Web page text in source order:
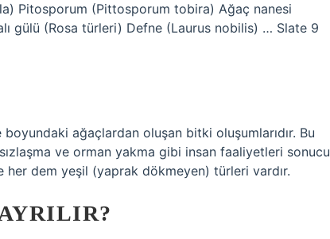
Pitosporum (Pittosporum tobira) Ağaç nanesi
gülü (Rosa türleri) Defne (Laurus nobilis) … Slate 9
ağaçlardan oluşan bitki oluşumlarıdır. Bu
ve orman yakma gibi insan faaliyetleri sonucu
her dem yeşil (yaprak dökmeyen) türleri vardır.